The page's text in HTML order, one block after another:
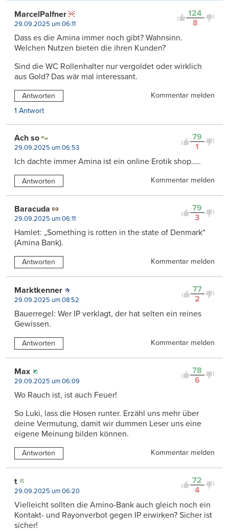
124
8
MarcelPalfner
29.09.2025 um 06:11
Dass es die Amina immer noch gibt? Wahnsinn.
Welchen Nutzen bieten die ihren Kunden?
Sind die WC Rollenhalter nur vergoldet oder wirklich
aus Gold? Das wär mal interessant.
Antworten
Kommentar melden
1 Antwort
79
1
Ach so
29.09.2025 um 06:53
Ich dachte immer Amina ist ein online Erotik shop…..
Antworten Kommentar melden
79
3
Baracuda
29.09.2025 um 06:11
Hamlet: „Something is rotten in the state of Denmark“
(Amina Bank).
Antworten Kommentar melden
77
2
Marktkenner
29.09.2025 um 08:52
Bauerregel: Wer IP verklagt, der hat selten ein reines
Gewissen.
Antworten Kommentar melden
78
6
Max
29.09.2025 um 06:09
Wo Rauch ist, ist auch Feuer!
So Luki, lass die Hosen runter. Erzähl uns mehr über
deine Vermutung, damit wir dummen Leser uns eine
eigene Meinung bilden können.
Antworten Kommentar melden
72
4
t
29.09.2025 um 06:20
Vielleicht sollten die Amino-Bank auch gleich noch ein
Kontakt- und Rayonverbot gegen IP erwirken? Sicher ist
sicher!